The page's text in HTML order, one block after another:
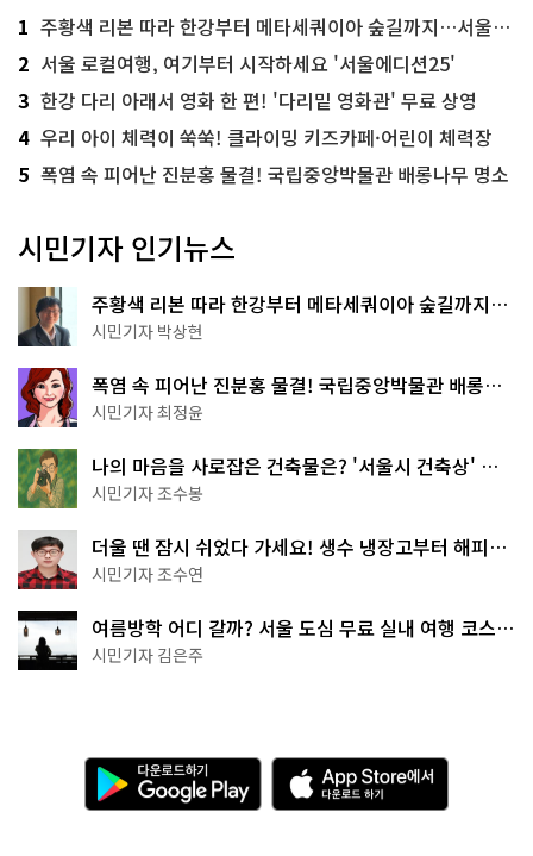
1 주황색 리본 따라 한강부터 메타세쿼이아 숲길까지…서울둘레길 15코스
2 서울 로컬여행, 여기부터 시작하세요 '서울에디션25'
3 한강 다리 아래서 영화 한 편! '다리밑 영화관' 무료 상영
4 우리 아이 체력이 쑥쑥! 클라이밍 키즈카페·어린이 체력장
5 폭염 속 피어난 진분홍 물결! 국립중앙박물관 배롱나무 명소
시민기자 인기뉴스
주황색 리본 따라 한강부터 메타세쿼이아 숲길까지…
서울둘레길 15코스
시민기자 박상현
폭염 속 피어난 진분홍 물결! 국립중앙박물관 배롱나
무 명소
시민기자 최정윤
나의 마음을 사로잡은 건축물은? '서울시 건축상' 수
상작 공개!
시민기자 조수봉
더울 땐 잠시 쉬었다 가세요! 생수 냉장고부터 해피소
·무더위쉼터까지
시민기자 조수연
여름방학 어디 갈까? 서울 도심 무료 실내 여행 코스
추천
시민기자 김은주
다
운
로
A
p
p